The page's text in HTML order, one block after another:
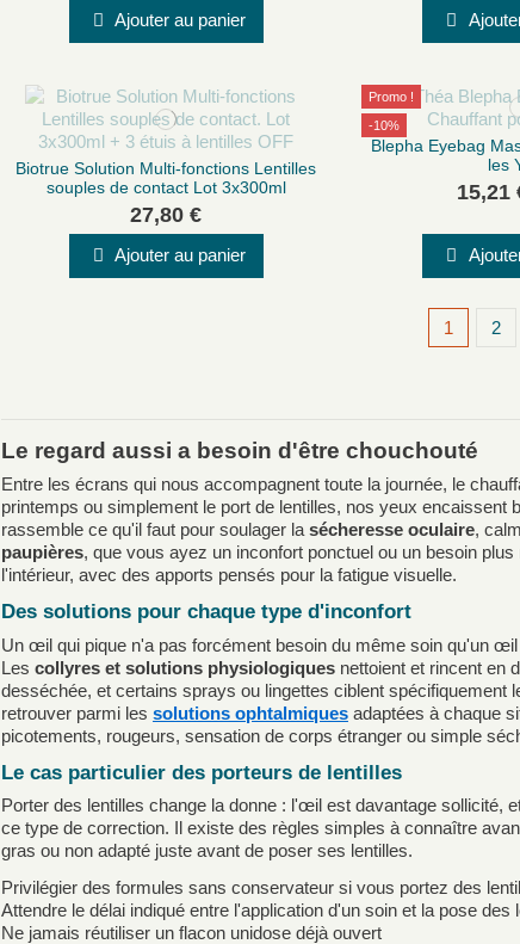
Ajouter au panier
Biotrue Solution Multi-fonctions Lentilles
souples de contact Lot 3x300ml
27,80 €
Ajouter au panier
Promo !
-10%
Blepha Eyebag
les
15,21
1 2
Le regard aussi a besoin d'être chouchouté
Entre les écrans qui nous accompagnent toute la journée, le
printemps ou simplement le port de lentilles, nos yeux
rassemble ce qu'il faut pour soulager lasécheresse oculaire,
paupières, que vous ayez un inconfort ponctuel ou un besoin
l'intérieur, avec des apports pensés pour la fatigue visuelle.
Des solutions pour chaque type d'inconfort
Un œil qui pique n'a pas forcément besoin du même soin qu'un
Les collyres et solutions physiologiques nettoient et rincent en
desséchée, et certains sprays ou lingettes ciblent
retrouver parmi les solutions ophtalmiques adaptées à chaque
picotements, rougeurs, sensation de corps étranger ou simple
Le cas particulier des porteurs de lentilles
Porter des lentilles change la donne : l'œil est davantage sollicité,
ce type de correction. Il existe des règles simples à connaître
gras ou non adapté juste avant de poser ses lentilles.
Privilégier des formules sans conservateur si vous portez des
Attendre le délai indiqué entre l'application d'un soin et la pose des
Ne jamais réutiliser un flacon unidose déjà ouvert